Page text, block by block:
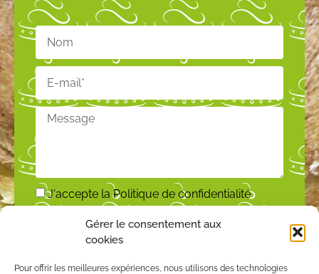
Gérer le consentement aux
cookies
Pour offrir les meilleures expériences, nous utilisons des technologies
J'accepte laPolitique de confidentialité
ENVOYER